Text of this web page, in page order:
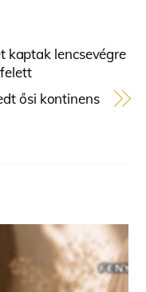
kaptak lencsevégre
ősi kontinens